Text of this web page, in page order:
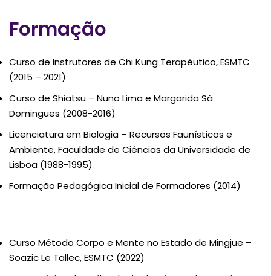
Formação
Curso de Instrutores de Chi Kung Terapêutico, ESMTC
(2015 – 2021)
Curso de Shiatsu – Nuno Lima e Margarida Sá
Domingues (2008-2016)
Licenciatura em Biologia – Recursos Faunísticos e
Ambiente, Faculdade de Ciências da Universidade de
Lisboa (1988-1995)
Formação Pedagógica Inicial de Formadores (2014)
Curso Método Corpo e Mente no Estado de Mingjue –
Soazic Le Tallec, ESMTC (2022)